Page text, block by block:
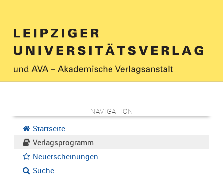
NAVIGATION
Startseite
Verlagsprogramm
Neuerscheinungen
Suche